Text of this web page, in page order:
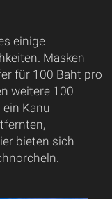
einige
Masken
für 100 Baht pro
weitere 100
Kanu
bieten sich